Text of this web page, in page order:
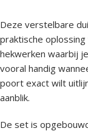
Deze verstelbare
praktische
hekwerken waarbij
vooral handig
poort exact wilt
aanblik.
De set is